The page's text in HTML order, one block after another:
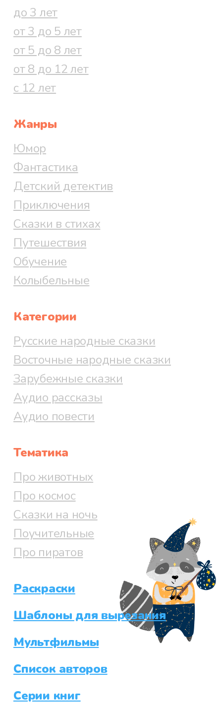
до 3 лет
от 3 до 5 лет
от 5 до 8 лет
от 8 до 12 лет
с 12 лет
Жанры
Юмор
Фантастика
Детский детектив
Приключения
Сказки в стихах
Путешествия
Обучение
Колыбельные
Категории
Русские народные сказки
Восточные народные сказки
Зарубежные сказки
Аудио рассказы
Аудио повести
Тематика
Про животных
Про космос
Сказки на ночь
Поучительные
Про пиратов
Раскраски
Шаблоны для вырезания
Мультфильмы
Список авторов
Серии книг